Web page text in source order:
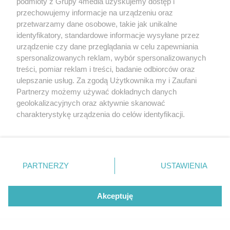
Radom Music Camp - Scena Młodych
(zdjęcia)
Liczba
Data dodania galerii:
09.08.2026
Koncert w Muzeum Wsi Radomskiej
(zdjęcia)
52
przechowujemy informacje na urządzeniu oraz
przetwarzamy dane osobowe, takie jak unikalne
identyfikatory, standardowe informacje wysyłane przez
urządzenie czy dane przeglądania w celu zapewniania
spersonalizowanych reklam, wybór spersonalizowanych
treści, pomiar reklam i treści, badanie odbiorców oraz
ulepszanie usług. Za zgodą Użytkownika my i Zaufani
Partnerzy możemy używać dokładnych danych
geolokalizacyjnych oraz aktywnie skanować
charakterystykę urządzenia do celów identyfikacji.
zmienić/wycofać klikając przycisk ustawień prywatności
znajdujący się w lewym dolnym rogu strony
. Niektóre
użytkownika, ale masz prawo sprzeciwić się takiemu
przetwarzaniu. Preferencje będą miały zastosowania tylko
PARTNERZY USTAWIENIA
Akceptuję